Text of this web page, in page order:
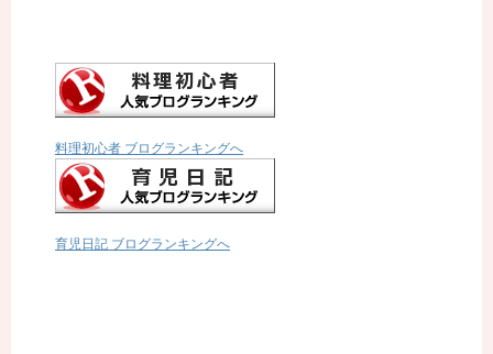
料理初心者 ブログランキングへ
育児日記 ブログランキングへ